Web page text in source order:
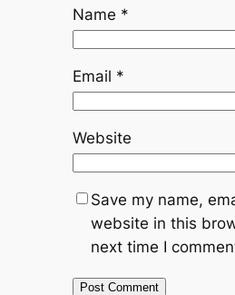
Name *
Email *
Website
Save my name,
website in this
next time I